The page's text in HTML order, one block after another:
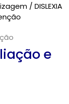
/ DISLEXIA
e